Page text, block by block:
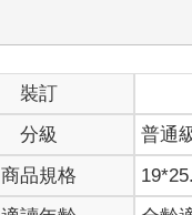
裝訂
分級
普通
商品規格